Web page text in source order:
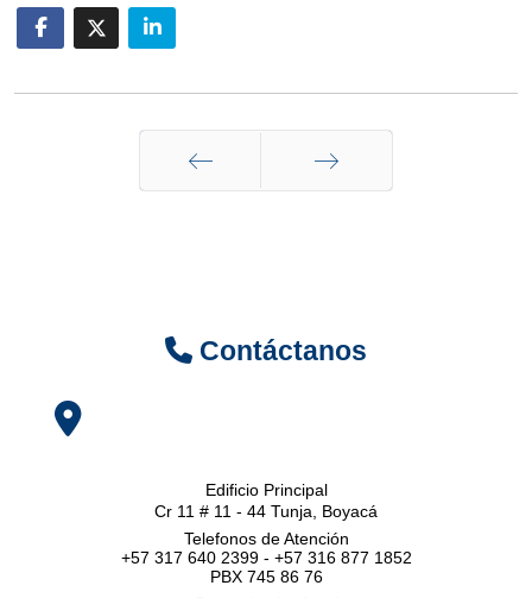
Contáctanos
Edificio Principal
Cr 11 # 11 - 44 Tunja, Boyacá
Telefonos de Atención
+57 317 640 2399 - +57 316 877 1852
PBX 745 86 76